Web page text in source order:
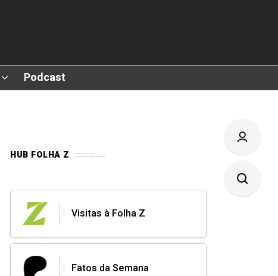
Podcast
HUB FOLHA Z
Visitas à Folha Z
Fatos da Semana